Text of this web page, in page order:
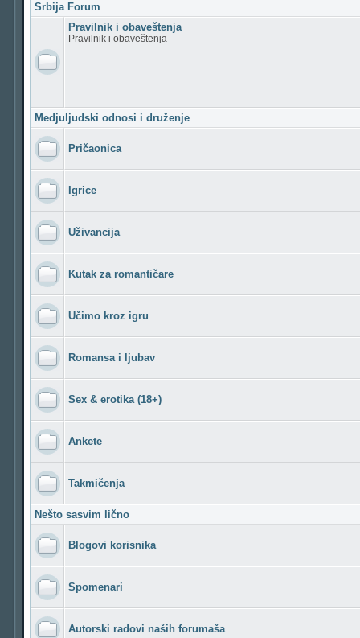
Srbija Forum
Pravilnik i obaveštenja
Pravilnik i obaveštenja
Medjuljudski odnosi i druženje
Pričaonica
Igrice
Uživancija
Kutak za romantičare
Učimo kroz igru
Romansa i ljubav
Sex & erotika (18+)
Ankete
Takmičenja
Nešto sasvim lično
Blogovi korisnika
Spomenari
Autorski radovi naših forumaša